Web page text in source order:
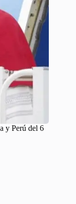
y Perú del 6